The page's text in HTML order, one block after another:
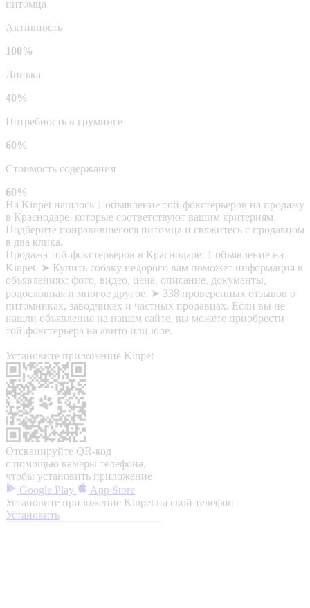
питомца
Активность
100%
Линька
40%
Потребность в груминге
60%
Стоимость содержания
60%
На Kinpet нашлось 1 объявление той-фокстерьеров на продажу
в Краснодаре, которые соответствуют вашим критериям.
Подберите понравившегося питомца и свяжитесь с продавцом
в два клика.
Продажа той-фокстерьеров в Краснодаре: 1 объявление на
Kinpet. ➤ Купить собаку недорого вам поможет информация в
объявлениях: фото, видео, цена, описание, документы,
родословная и многое другое. ➤ 338 проверенных отзывов о
питомниках, заводчиках и частных продавцах. Если вы не
нашли объявление на нашем сайте, вы можете приобрести
той-фокстерьера на авито или юле.
Установите приложение Kinpet
Отсканируйте QR-код
с помощью камеры телефона,
чтобы установить приложение
Google Play
App Store
Установите приложение Kinpet на свой телефон
Установить